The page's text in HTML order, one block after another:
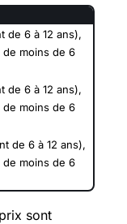
de 6 à 12 ans),
moins de 6
de 6 à 12 ans),
moins de 6
de 6 à 12 ans),
moins de 6
sont